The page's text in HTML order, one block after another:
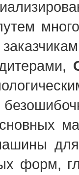
для
форм,